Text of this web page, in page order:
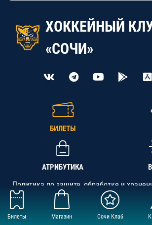
Билеты Магазин Сочи Клаб
ХОККЕЙНЫЙ
«СОЧИ»
БИЛЕТЫ
АТРИБУТИКА
Политика по защите, обработке и
данных
АНО «СК «Кубань-Регион», ОГРН